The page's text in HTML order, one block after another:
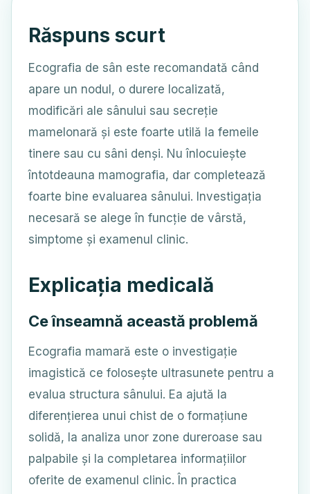
Răspuns scurt
Ecografia de sân este recomandată când
apare un nodul, o durere localizată,
modificări ale sânului sau secreție
mamelonară și este foarte utilă la femeile
tinere sau cu sâni denși. Nu înlocuiește
întotdeauna mamografia, dar completează
foarte bine evaluarea sânului. Investigația
necesară se alege în funcție de vârstă,
simptome și examenul clinic.
Explicația medicală
Ce înseamnă această problemă
Ecografia mamară este o investigație
imagistică ce folosește ultrasunete pentru a
evalua structura sânului. Ea ajută la
diferențierea unui chist de o formațiune
solidă, la analiza unor zone dureroase sau
palpabile și la completarea informațiilor
oferite de examenul clinic. În practica